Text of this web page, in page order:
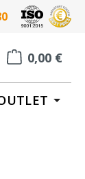
0,00 €
Warenkorb